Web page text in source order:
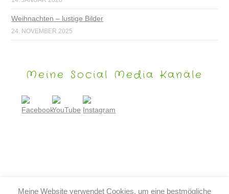
Weihnachten – lustige Bilder
24. NOVEMBER 2025
Meine Social Media Kanäle
Meine Website verwendet Cookies, um eine bestmögliche